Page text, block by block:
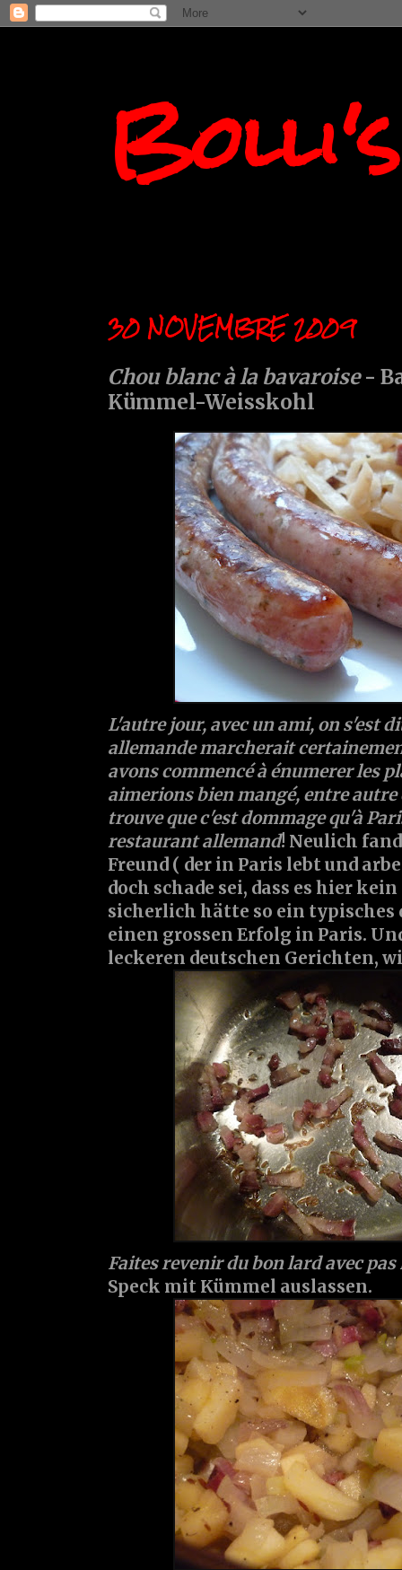
30 NOVEMBRE 2009
Chou blanc à la bavaroise-
Kümmel-Weisskohl
L'autre jour, avec un ami, on s'est
allemande marcherait
avons commencé à énumerer les
aimerions bien mangé, entre autre
trouve que c'est dommage qu'à
restaurant allemand! Neulich
Freund ( der in Paris lebt und
doch schade sei, dass es hier
sicherlich hätte so ein typisches
einen grossen Erfolg in Paris.
leckeren deutschen Gerichten,
Faites revenir du bon lard avec
Speck mit Kümmel auslassen.